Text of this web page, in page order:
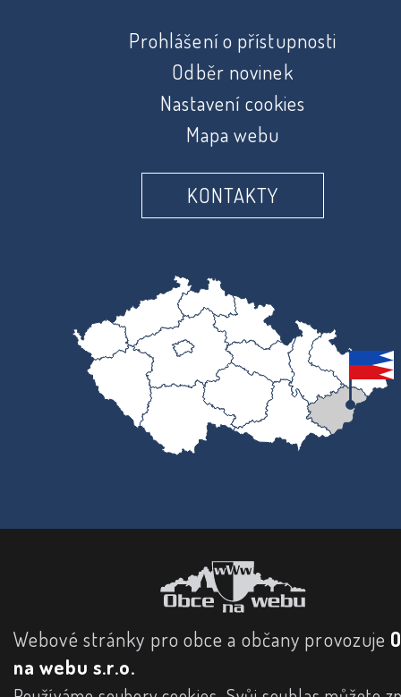
Prohlášení o přístupnosti
Odběr novinek
Nastavení cookies
Mapa webu
KONTAKTY
Webové stránky pro obce a občany provozuje
na webu s.r.o.